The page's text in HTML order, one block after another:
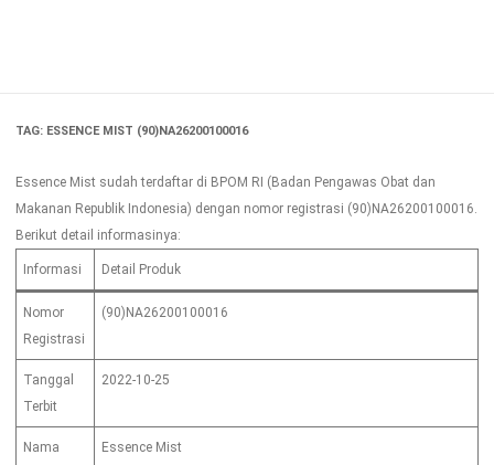
TAG: ESSENCE MIST (90)NA26200100016
Essence Mist sudah terdaftar di BPOM RI (Badan Pengawas Obat dan
Makanan Republik Indonesia) dengan nomor registrasi (90)NA26200100016.
Berikut detail informasinya:
Informasi Detail Produk
Nomor
Registrasi
(90)NA26200100016
Tanggal
Terbit
2022-10-25
Nama
Essence Mist